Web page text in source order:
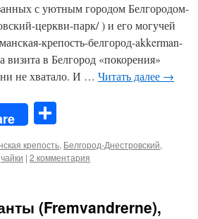
с уютным городом Белгородом-
церкви-парк/ ) и его могучей
крепость-белгород-akkerman-
в Белгород «покорения»
не хватало. И … Читать далее →
крепость, Белгород-Днестровский,
чайки | 2 комментария
(Fremvandrerne),